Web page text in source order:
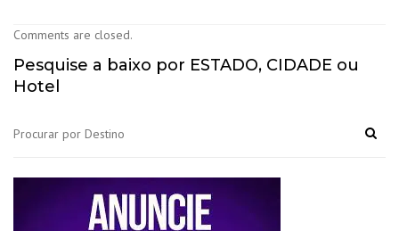
Comments are closed.
Pesquise a baixo por ESTADO, CIDADE ou
Hotel